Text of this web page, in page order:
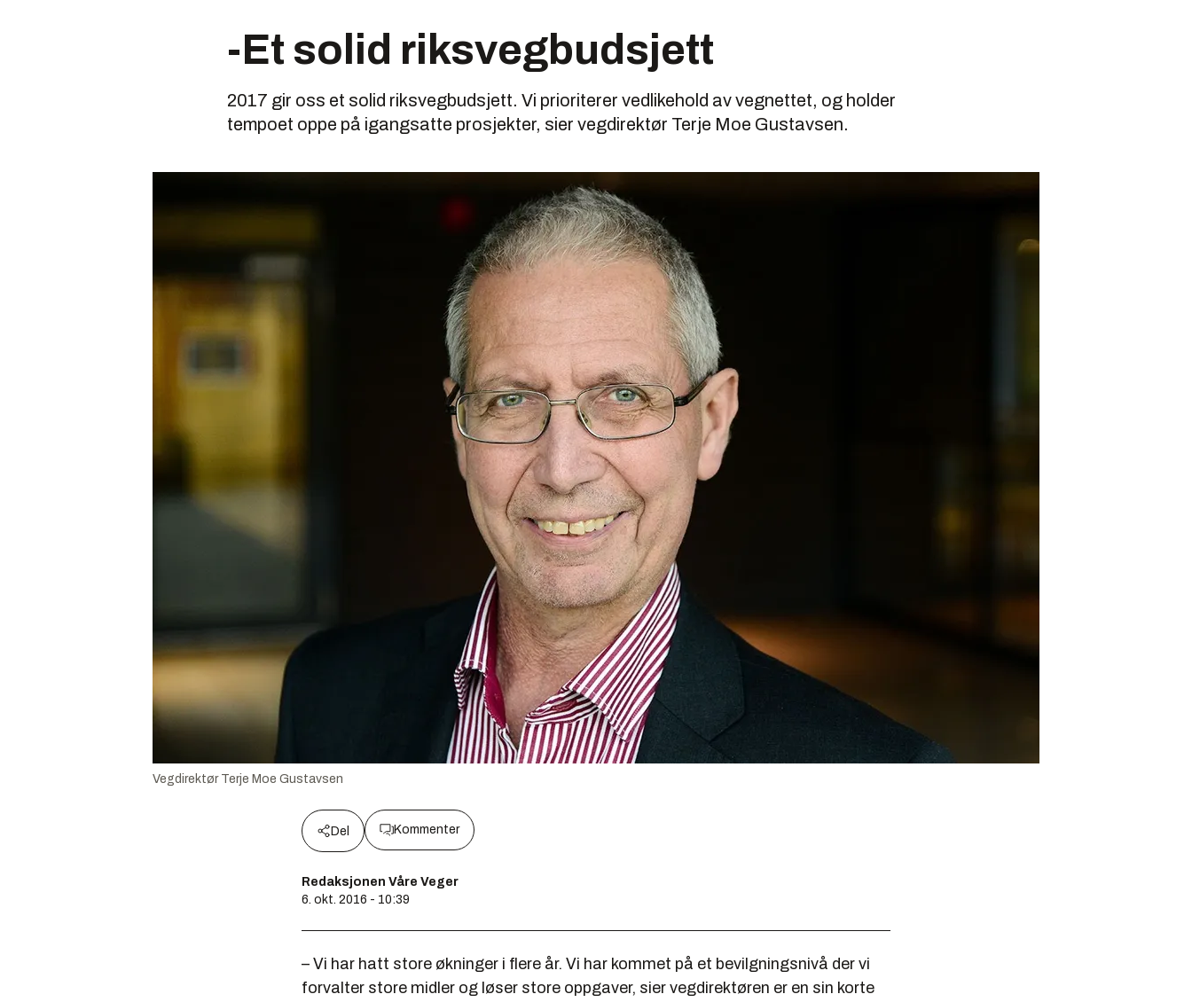
-Et solid riksvegbudsjett
2017 gir oss et solid riksvegbudsjett. Vi prioriterer vedlikehold av vegnettet, og holder
tempoet oppe på igangsatte prosjekter, sier vegdirektør Terje Moe Gustavsen.
Vegdirektør Terje Moe Gustavsen
Del Kommenter
Redaksjonen Våre Veger
6. okt. 2016 - 10:39
– Vi har hatt store økninger i flere år. Vi har kommet på et bevilgningsnivå der vi
forvalter store midler og løser store oppgaver, sier vegdirektøren er en sin korte